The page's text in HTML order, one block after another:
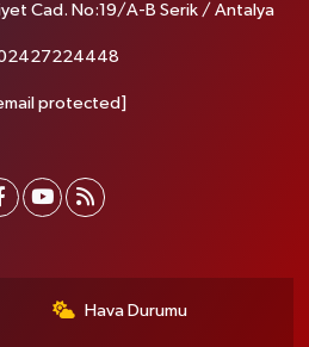
Cad. No:19/A-B Serik / Antalya
protected]
Hava Durumu